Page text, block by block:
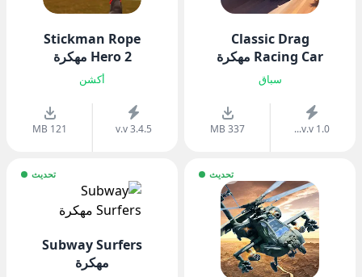
Classic Drag
Racing Car مهكرة
سباق
v.v 1.0...
337 MB
Stickman Rope
Hero 2 مهكرة
أكشن
v.v 3.4.5
121 MB
تحديث تحديث
Subway Surfers
مهكرة